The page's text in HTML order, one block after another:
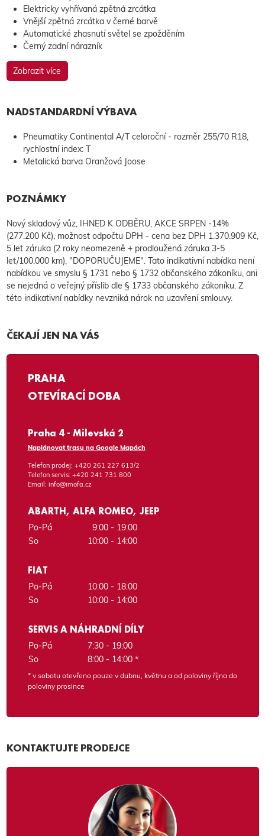
Elektricky vyhřívaná zpětná zrcátka
Vnější zpětná zrcátka v černé barvě
Automatické zhasnutí světel se zpožděním
Černý zadní nárazník
Zobrazit více
NADSTANDARDNÍ VÝBAVA
Pneumatiky Continental A/T celoroční - rozměr 255/70 R18,
rychlostní index: T
Metalická barva Oranžová Joose
POZNÁMKY
Nový skladový vůz, IHNED K ODBĚRU, AKCE SRPEN -14%
(277.200 Kč), možnost odpočtu DPH - cena bez DPH 1.370.909 Kč,
5 let záruka (2 roky neomezeně + prodloužená záruka 3-5
let/100.000 km), "DOPORUČUJEME". Tato indikativní nabídka není
nabídkou ve smyslu § 1731 nebo § 1732 občanského zákoníku, ani
se nejedná o veřejný příslib dle § 1733 občanského zákoníku. Z
této indikativní nabídky nevzniká nárok na uzavření smlouvy.
ČEKAJÍ JEN NA VÁS
PRAHA
OTEVÍRACÍ DOBA
Praha 4 - Milevská 2
Naplánovat trasu na Google Mapách
Telefon prodej: +420 261 227 613/2
Telefon servis: +420 241 731 800
Email: info@imofa.cz
ABARTH, ALFA ROMEO, JEEP
Po-Pá
9:00 - 19:00
So
10:00 - 14:00
FIAT
Po-Pá
10:00 - 18:00
So
10:00 - 14:00
SERVIS A NÁHRADNÍ DÍLY
Po-Pá
7:30 - 19:00
So
8:00 - 14:00 *
* v sobotu otevřeno pouze v dubnu, květnu a od poloviny října do
poloviny prosince
KONTAKTUJTE PRODEJCE